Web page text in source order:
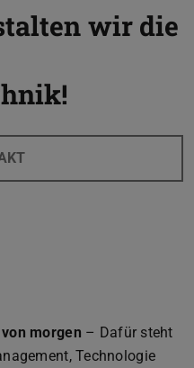
wir die
morgen – Dafür steht
Technologie